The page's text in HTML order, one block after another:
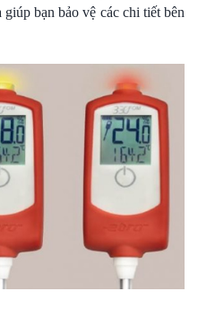
bạn bảo vệ các chi tiết bên